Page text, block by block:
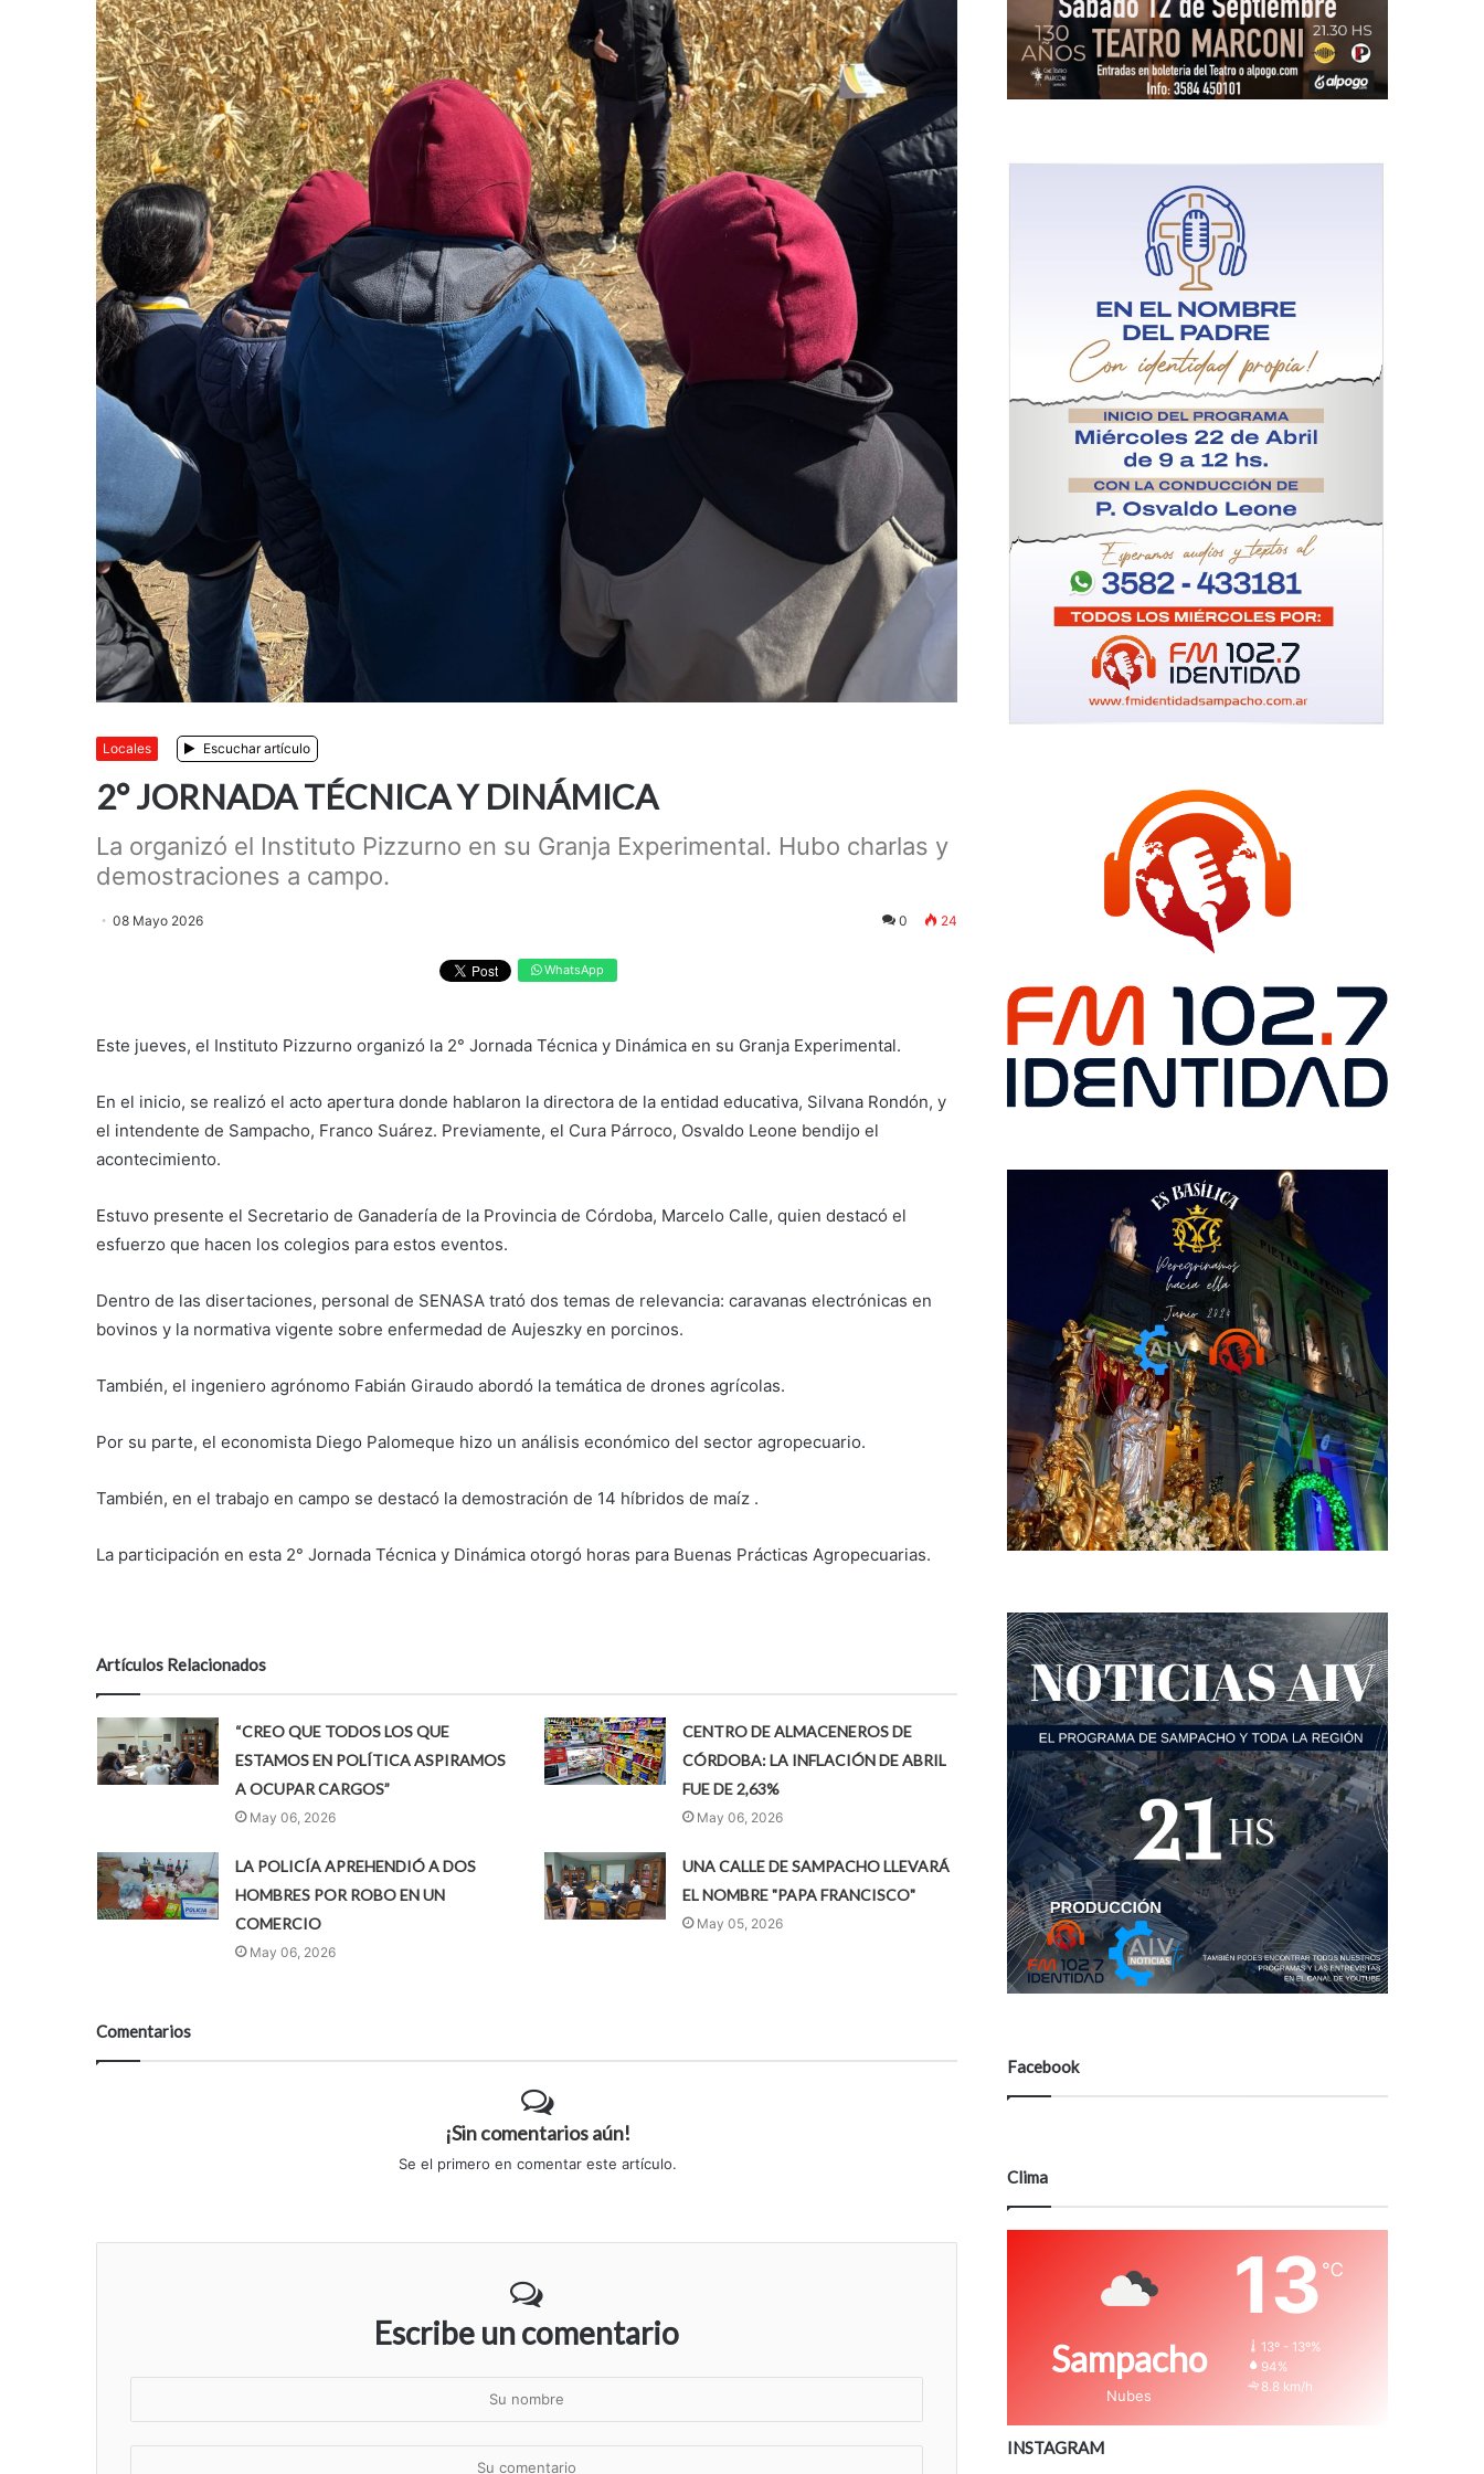
Locales Escuchar artículo
2° JORNADA TÉCNICA Y DINÁMICA
La organizó el Instituto Pizzurno en su Granja Experimental. Hubo charlas y
demostraciones a campo.
08 Mayo 2026 0 24
WhatsApp
Este jueves, el Instituto Pizzurno organizó la 2° Jornada Técnica y Dinámica en su Granja Experimental.
En el inicio, se realizó el acto apertura donde hablaron la directora de la entidad educativa, Silvana Rondón, y
el intendente de Sampacho, Franco Suárez. Previamente, el Cura Párroco, Osvaldo Leone bendijo el
acontecimiento.
Estuvo presente el Secretario de Ganadería de la Provincia de Córdoba, Marcelo Calle, quien destacó el
esfuerzo que hacen los colegios para estos eventos.
Dentro de las disertaciones, personal de SENASA trató dos temas de relevancia: caravanas electrónicas en
bovinos y la normativa vigente sobre enfermedad de Aujeszky en porcinos.
También, el ingeniero agrónomo Fabián Giraudo abordó la temática de drones agrícolas.
Por su parte, el economista Diego Palomeque hizo un análisis económico del sector agropecuario.
También, en el trabajo en campo se destacó la demostración de 14 híbridos de maíz .
La participación en esta 2° Jornada Técnica y Dinámica otorgó horas para Buenas Prácticas Agropecuarias.
Artículos Relacionados
“CREO QUE TODOS LOS QUE
ESTAMOS EN POLÍTICA ASPIRAMOS
A OCUPAR CARGOS”
May 06, 2026
CENTRO DE ALMACENEROS DE
CÓRDOBA: LA INFLACIÓN DE ABRIL
FUE DE 2,63%
May 06, 2026
LA POLICÍA APREHENDIÓ A DOS
HOMBRES POR ROBO EN UN
COMERCIO
May 06, 2026
UNA CALLE DE SAMPACHO LLEVARÁ
EL NOMBRE "PAPA FRANCISCO"
May 05, 2026
Comentarios
¡Sin comentarios aún!
Se el primero en comentar este artículo.
Escribe un comentario
Facebook
Clima
Sampacho
Nubes
13℃
13º - 13º%
94%
8.8 km/h
INSTAGRAM